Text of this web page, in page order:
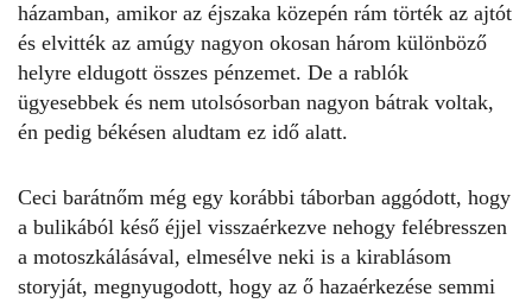
házamban, amikor az éjszaka közepén rám törték az ajtót
és elvitték az amúgy nagyon okosan három különböző
helyre eldugott összes pénzemet. De a rablók
ügyesebbek és nem utolsósorban nagyon bátrak voltak,
én pedig békésen aludtam ez idő alatt.
Ceci barátnőm még egy korábbi táborban aggódott, hogy
a bulikából késő éjjel visszaérkezve nehogy felébresszen
a motoszkálásával, elmesélve neki is a kirablásom
storyját, megnyugodott, hogy az ő hazaérkezése semmi